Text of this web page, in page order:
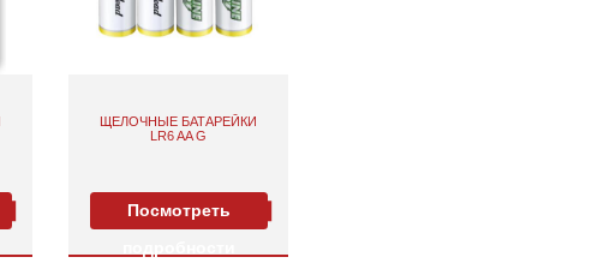
ЩЕЛОЧНЫЕ БАТАРЕЙКИ
LR6 AA G
Посмотреть